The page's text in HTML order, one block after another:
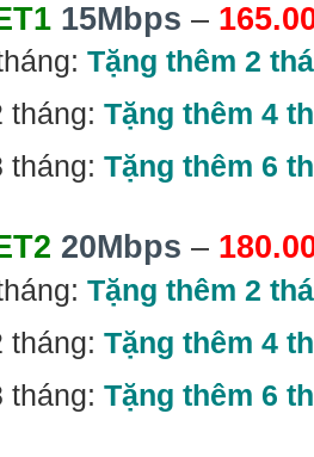
15Mbps –
Tặng thêm 2
Tặng thêm 4
Tặng thêm 6
20Mbps –
Tặng thêm 2
Tặng thêm 4
Tặng thêm 6